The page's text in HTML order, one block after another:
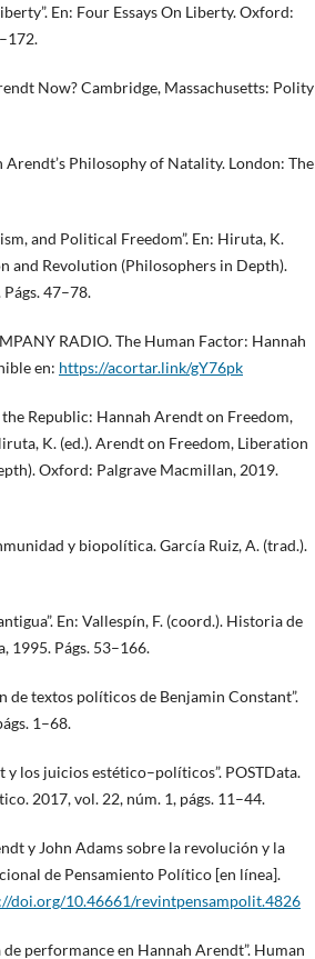
En: Four Essays On Liberty. Oxford:
Now? Cambridge, Massachusetts: Polity
Philosophy of Natality. London: The
and Political Freedom”. En: Hiruta, K.
and Revolution (Philosophers in Depth).
47–78.
RADIO. The Human Factor: Hannah
en: https://acortar.link/gY76pk
Republic: Hannah Arendt on Freedom,
K. (ed.). Arendt on Freedom, Liberation
Oxford: Palgrave Macmillan, 2019.
y biopolítica. García Ruiz, A. (trad.).
En: Vallespín, F. (coord.). Historia de
1995. Págs. 53–166.
de textos políticos de Benjamin Constant”.
1–68.
y los juicios estético–políticos”. POSTData.
2017, vol. 22, núm. 1, págs. 11–44.
y John Adams sobre la revolución y la
de Pensamiento Político [en línea].
doi.org/10.46661/revintpensampolit.4826
de performance en Hannah Arendt”. Human